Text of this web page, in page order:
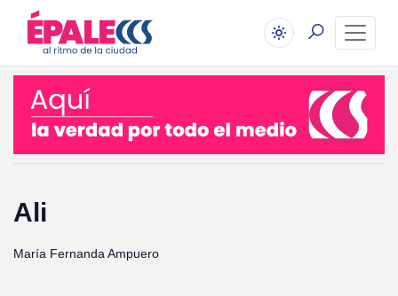
Ali
María Fernanda Ampuero